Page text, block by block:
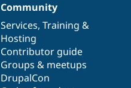
Community
Services, Training &
Hosting
Contributor guide
Groups & meetups
DrupalCon